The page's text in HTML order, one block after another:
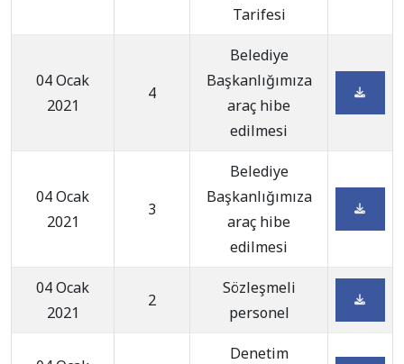
Tarifesi
04 Ocak
2021
4
Belediye
Başkanlığımıza
araç hibe
edilmesi
04 Ocak
2021
3
Belediye
Başkanlığımıza
araç hibe
edilmesi
04 Ocak
2021
2
Sözleşmeli
personel
Denetim